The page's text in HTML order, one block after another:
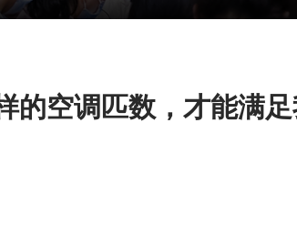
的空调匹数，才能满